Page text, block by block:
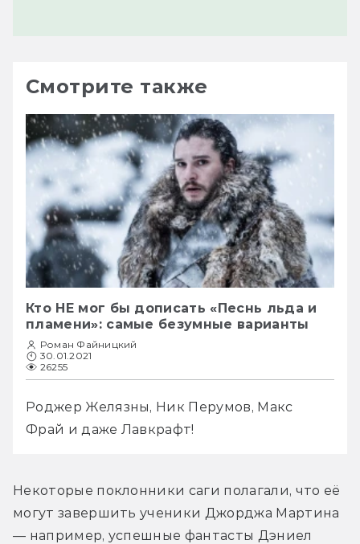
Смотрите также
Кто НЕ мог бы дописать «Песнь льда и
пламени»: самые безумные варианты
Роман Файницкий
30.01.2021
26255
Роджер Желязны, Ник Перумов, Макс
Фрай и даже Лавкрафт!
Некоторые поклонники саги полагали, что её
могут завершить ученики Джорджа Мартина
— например, успешные фантасты Дэниел